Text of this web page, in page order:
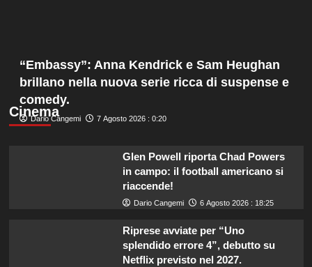
Cinema
“Embassy”: Anna Kendrick e Sam Heughan
brillano nella nuova serie ricca di suspense e
comedy.
Dario Cangemi 7 Agosto 2026 : 0:20
Glen Powell riporta Chad Powers
in campo: il football americano si
riaccende!
Dario Cangemi 6 Agosto 2026 : 18:25
Riprese avviate per “Uno
splendido errore 4”, debutto su
Netflix previsto nel 2027.